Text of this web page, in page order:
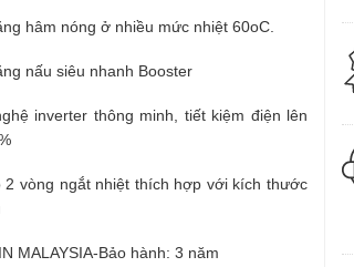
hâm nóng ở nhiều mức nhiệt 60oC.
nấu siêu nhanh Booster
inverter thông minh, tiết kiệm điện lên
2 vòng ngắt nhiệt thích hợp với kích thước
MALAYSIA-Bảo hành: 3 năm